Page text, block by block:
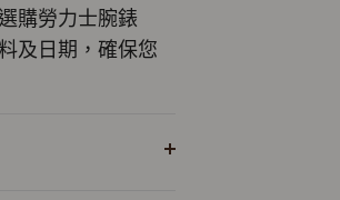
購勞力士腕錶
及日期，確保您